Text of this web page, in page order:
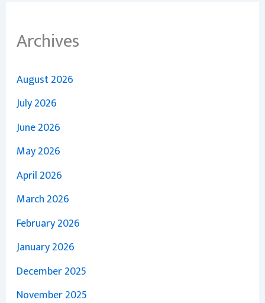
Archives
August 2026
July 2026
June 2026
May 2026
April 2026
March 2026
February 2026
January 2026
December 2025
November 2025